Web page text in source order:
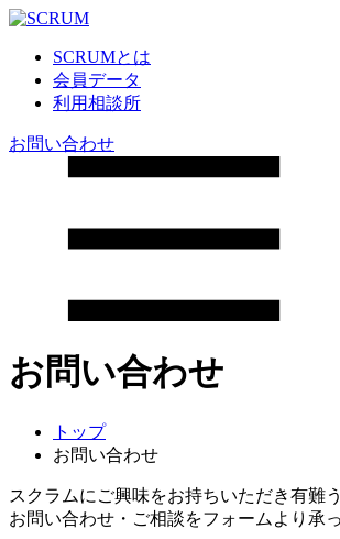
SCRUMとは
会員データ
利用相談所
お問い合わせ
お問い合わせ
トップ
お問い合わせ
スクラムにご興味をお持ちいただき有難
お問い合わせ・ご相談をフォームより承